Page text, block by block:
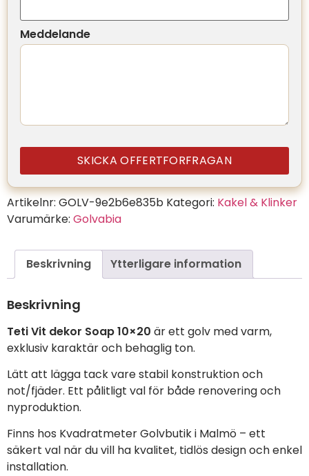
Meddelande
SKICKA OFFERTFORFRAGAN
Artikelnr: GOLV-9e2b6e835b Kategori: Kakel & Klinker
Varumärke: Golvabia
Beskrivning Ytterligare information
Beskrivning
Teti Vit dekor Soap 10×20 är ett golv med varm,
exklusiv karaktär och behaglig ton.
Lätt att lägga tack vare stabil konstruktion och
not/fjäder. Ett pålitligt val för både renovering och
nyproduktion.
Finns hos Kvadratmeter Golvbutik i Malmö – ett
säkert val när du vill ha kvalitet, tidlös design och enkel
installation.